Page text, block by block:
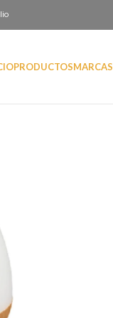
PRODUCTOSMARCAS